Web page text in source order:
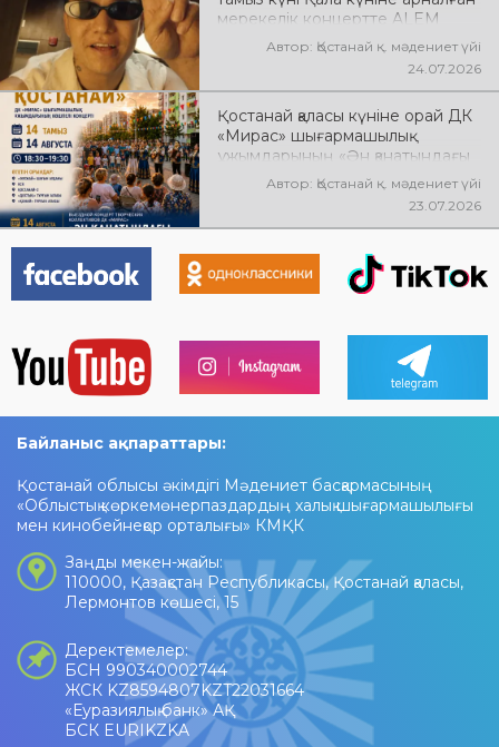
мерекелік концертте ALEM
өнер көрсетеді! @xcialem
Автор: Қостанай қ. мәдениет үйі
24.07.2026
Қостанай қаласы күніне орай ДК
«Мирас» шығармашылық
ұжымдарының «Ән қанатындағы
Қостанай» көшпелі концерті
өтеді! Баршаңызды мерекелік
Автор: Қостанай қ. мәдениет үйі
23.07.2026
Байланыс ақпараттары:
Қостанай облысы әкімдігі Мәдениет басқармасының
«Облыстық көркемөнерпаздардың халық шығармашылығы
мен кинобейнеқор орталығы» КМҚК
Заңды мекен-жайы:
110000, Қазақстан Республикасы, Қостанай қаласы,
Лермонтов көшесі, 15
Деректемелер:
БСН 990340002744
ЖСК KZ8594807KZT22031664
«Еуразиялық банк» АҚ
БСК EURIKZKA